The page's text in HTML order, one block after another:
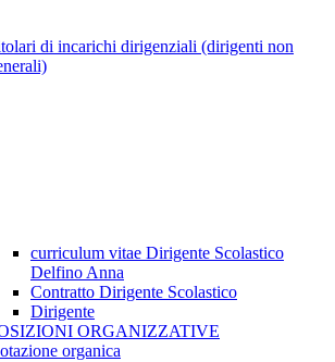
di incarichi dirigenziali (dirigenti non
curriculum vitae Dirigente Scolastico
Delfino Anna
Contratto Dirigente Scolastico
Dirigente
ORGANIZZATIVE
organica